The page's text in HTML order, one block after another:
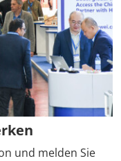
und melden Sie